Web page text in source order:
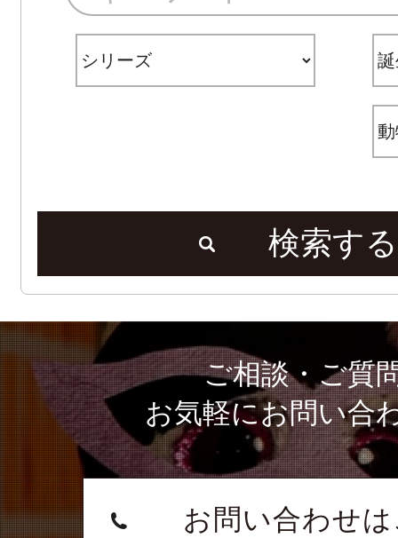
検索する
ご相談・ご質
お気軽にお問い合
お問い合わせ